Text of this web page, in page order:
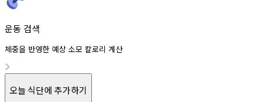
운동 검색
체중을 반영한 예상 소모 칼로리 계산
오늘 식단에 추가하기